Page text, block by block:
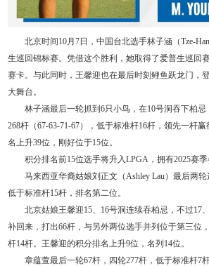
北京时间10月7日，中国台北选手林子涵（Tze-
生巡回锦标赛。凭借这个胜利，她取得了爱普生巡回
赛卡。与此同时，王馨迎也在最后时刻鲤鱼跃龙门，
大舞台。
林子涵最后一轮抓到6只小鸟，在10号洞吞下柏忌
268杆（67-63-71-67），低于标准杆16杆，领先一杆
名上升39位，刚好位于15位。
积分排名前15位选手将升入LPGA，拥有2025赛季
马来西亚华裔姑娘刘正文（Ashley Lau）最后两轮
低于标准杆15杆，排名第二位。
北京姑娘王馨迎15、16号洞连续吞柏忌，不过17
补回来，打出66杆，与另外两位选手并列位于第三位
杆14杆。王馨迎的积分排名上升9位，名列14位。
章蕴萱最后一轮67杆，四轮277杆，低于标准杆7